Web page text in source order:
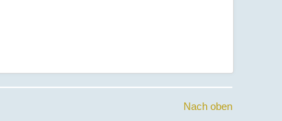
Nach oben